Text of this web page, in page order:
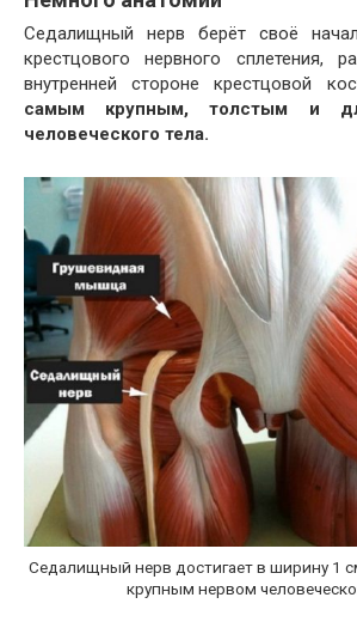
Седалищный нерв берёт своё
крестцового нервного сплетения,
внутренней стороне крестцовой
самым крупным, толстым и
человеческого тела.
Седалищный нерв достигает в ширину 1
крупным нервом